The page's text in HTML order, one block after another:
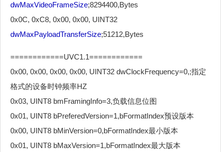
dwMaxVideoFrameSize;8294400,Bytes
0x0C, 0xC8, 0x00, 0x00, UINT32
dwMaxPayloadTransferSize;51212,Bytes
============UVC1.1============
0x00, 0x00, 0x00, 0x00, UINT32 dwClockFrequency=0,;指定
格式的设备时钟频率HZ
0x03, UINT8 bmFramingInfo=3,负载信息位图
0x01, UINT8 bPreferedVersion=1,bFormatIndex预设版本
0x00, UINT8 bMinVersion=0,bFormatIndex最小版本
0x01, UINT8 bMaxVersion=1,bFormatIndex最大版本